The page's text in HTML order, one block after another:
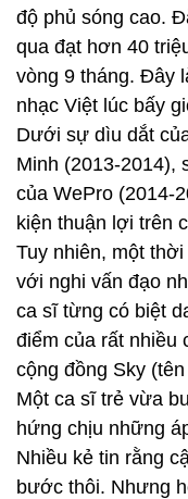
độ phủ sóng cao.
qua đạt hơn 40
vòng 9 tháng. Đây
nhạc Việt lúc bấy
Dưới sự dìu dắt
Minh (2013-2014),
của WePro (2014-
kiện thuận lợi trên
Tuy nhiên, một
với nghi vấn đạo
ca sĩ từng có biệt
điểm của rất nhiều
cộng đồng Sky
Một ca sĩ trẻ vừa
hứng chịu những
Nhiều kẻ tin rằng
bước thôi. Nhưng